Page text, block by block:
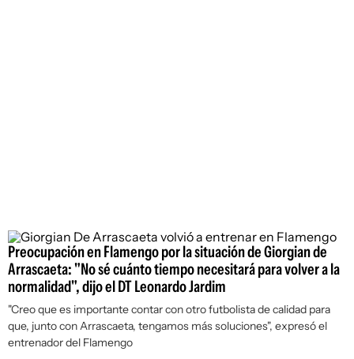
Preocupación en Flamengo por la situación de Giorgian de
Arrascaeta: "No sé cuánto tiempo necesitará para volver a la
normalidad", dijo el DT Leonardo Jardim
"Creo que es importante contar con otro futbolista de calidad para
que, junto con Arrascaeta, tengamos más soluciones", expresó el
entrenador del Flamengo